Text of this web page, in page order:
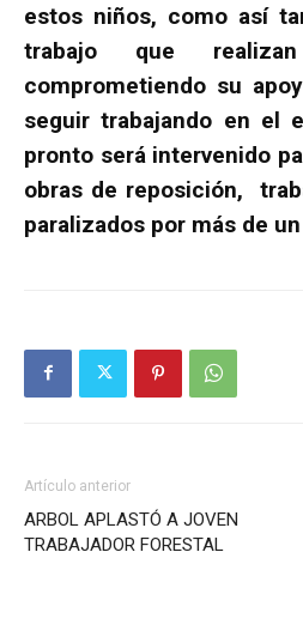
estos niños, como así
trabajo que
comprometiendo su
seguir trabajando en el
pronto será intervenido
obras de reposición,
paralizados por más de
Artículo anterior
ARBOL APLASTÓ A JOVEN
TRABAJADOR FORESTAL